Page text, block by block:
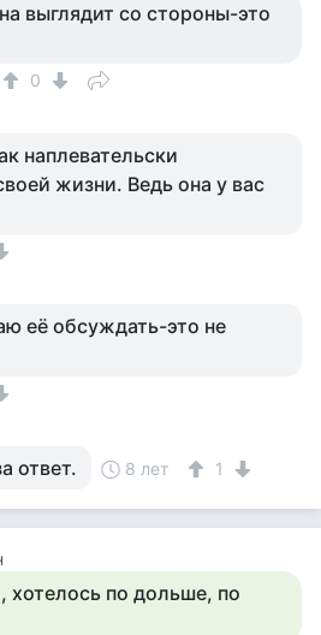
выглядит со стороны-это
0
наплевательски
жизни. Ведь она у вас
её обсуждать-это не
ответ. 8 лет 1
хотелось по дольше, по